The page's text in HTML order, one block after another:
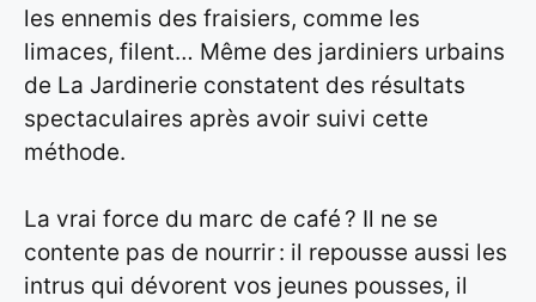
les ennemis des fraisiers, comme les
limaces, filent… Même des jardiniers urbains
de La Jardinerie constatent des résultats
spectaculaires après avoir suivi cette
méthode.
La vrai force du marc de café ? Il ne se
contente pas de nourrir : il repousse aussi les
intrus qui dévorent vos jeunes pousses, il